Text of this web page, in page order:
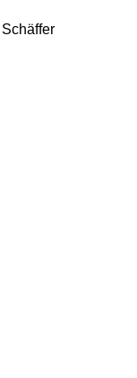
Schäffer